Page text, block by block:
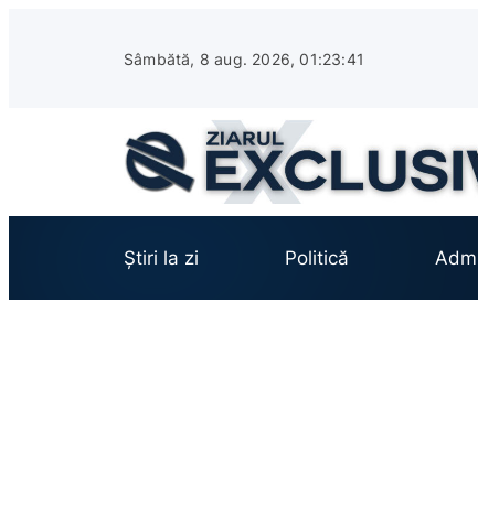
Sâmbătă, 8 aug. 2026, 01:23:43
Știri la zi Politică